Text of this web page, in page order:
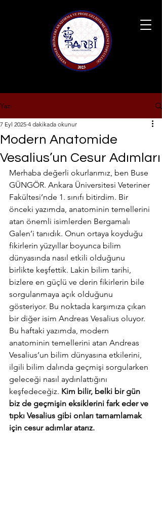
Yazı
Modern Anatomide
Vesalius’un Cesur Adımları
7 Eyl 2025 4 dakikada okunur
Merhaba değerli okurlarımız, ben Buse
GÜNGÖR. Ankara Üniversitesi Veteriner
Fakültesi’nde 1. sınıfı bitirdim. Bir
önceki yazımda, anatominin temellerini
atan önemli isimlerden Bergamalı
Galen’i tanıdık. Onun ortaya koyduğu
fikirlerin yüzyıllar boyunca bilim
dünyasında nasıl etkili olduğunu
birlikte keşfettik. Lakin bilim tarihi,
bizlere en güçlü ve derin fikirlerin bile
sorgulanmaya açık olduğunu
gösteriyor. Bu noktada karşımıza çıkan
bir diğer isim Andreas Vesalius oluyor.
Bu haftaki yazımda, modern
anatominin temellerini atan Andreas
Vesalius’un bilim dünyasına etkilerini,
ilgili bilim dalında geçmişi sorgularken
geleceği nasıl aydınlattığını
keşfedeceğiz. Kim bilir, belki bir gün
biz de geçmişin eksiklerini fark eder ve
tıpkı Vesalius gibi onları tamamlamak
için cesur adımlar atarız.